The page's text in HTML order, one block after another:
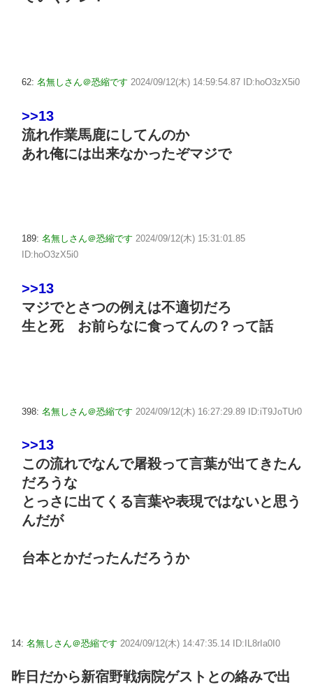
62: 名無しさん＠恐縮です 2024/09/12(木) 14:59:54.87 ID:hoO3zX5i0
>>13
流れ作業馬鹿にしてんのか
あれ俺には出来なかったぞマジで
189: 名無しさん＠恐縮です 2024/09/12(木) 15:31:01.85
ID:hoO3zX5i0
>>13
マジでとさつの例えは不適切だろ
生と死 お前らなに食ってんの？って話
398: 名無しさん＠恐縮です 2024/09/12(木) 16:27:29.89 ID:iT9JoTUr0
>>13
この流れでなんで屠殺って言葉が出てきたん
だろうな
とっさに出てくる言葉や表現ではないと思う
んだが
台本とかだったんだろうか
14: 名無しさん＠恐縮です 2024/09/12(木) 14:47:35.14 ID:IL8rIa0I0
昨日だから新宿野戦病院ゲストとの絡みで出